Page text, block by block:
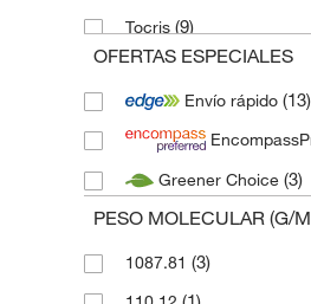
Tocris (9)
Toronto Research
OFERTAS ESPECIALES
Envío rápido (13)
Greener Choice (3)
PESO MOLECULAR (G/
1087.81 (3)